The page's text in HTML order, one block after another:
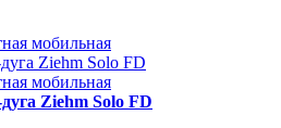
мобильная
Ziehm Solo FD
мобильная
Ziehm Solo FD